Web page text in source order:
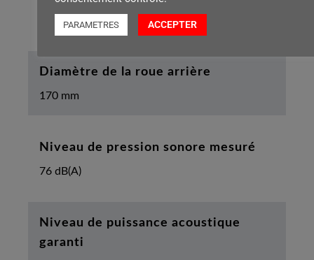
140 mm
Diamètre de la roue arrière
170 mm
Niveau de pression sonore mesuré
76 dB(A)
Niveau de puissance acoustique
garanti
PARAMETRES ACCEPTER